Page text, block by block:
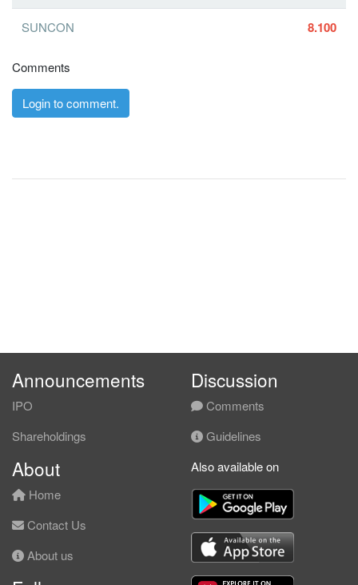
SUNCON 8.100
Comments
Login to comment.
Announcements
IPO
Shareholdings
Discussion
Comments
Guidelines
About
Home
Contact Us
About us
Also available on